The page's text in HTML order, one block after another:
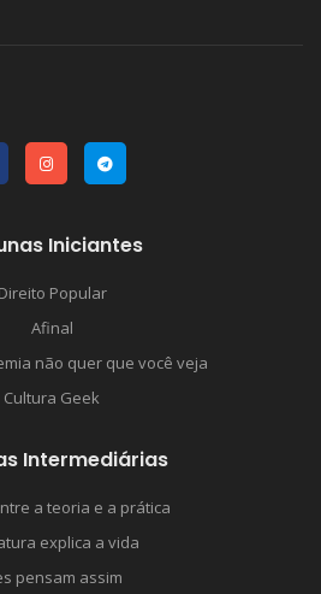
Iniciantes
Direito Popular
Afinal
não quer que você veja
Cultura Geek
Intermediárias
a teoria e a prática
explica a vida
pensam assim